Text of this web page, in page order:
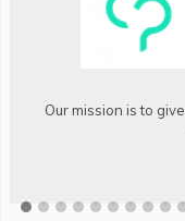
Our mission is to